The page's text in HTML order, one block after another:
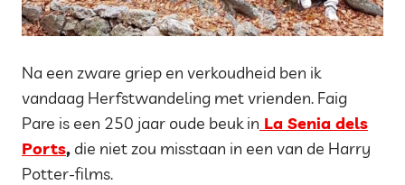
Na een zware griep en verkoudheid ben ik
vandaag Herfstwandeling met vrienden. Faig
Pare is een 250 jaar oude beuk in La Senia dels
Ports, die niet zou misstaan in een van de Harry
Potter-films.